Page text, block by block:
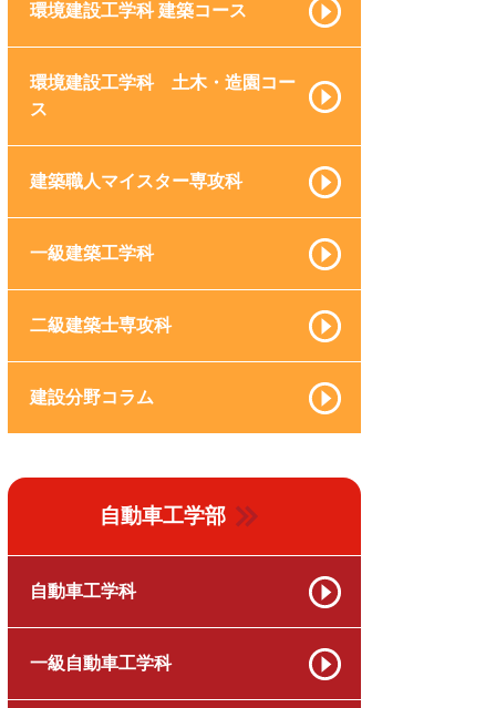
環境建設工学科 建築コース
環境建設工学科 土木・造園コー
ス
建築職人マイスター専攻科
一級建築工学科
二級建築士専攻科
建設分野コラム
自動車工学部
自動車工学科
一級自動車工学科